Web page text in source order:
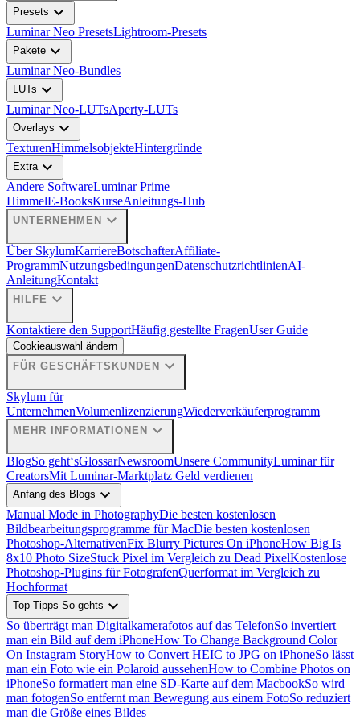
Presets expand_more
Luminar Neo PresetsLightroom-Presets
Pakete expand_more
Luminar Neo-Bundles
LUTs expand_more
Luminar Neo-LUTsAperty-LUTs
Overlays expand_more
TexturenHimmelsobjekteHintergründe
Extraexpand_more
Andere SoftwareLuminar Prime
HimmelE-BooksKurseAnleitungs-Hub
UNTERNEHMEN expand_more
Über SkylumKarriereBotschafterAffiliate-
ProgrammNutzungsbedingungenDatenschutzrichtlinienAI-
AnleitungKontakt
HILFE expand_more
Kontaktiere den SupportHäufig gestellte FragenUser Guide
Cookieauswahl ändern
FÜR GESCHÄFTSKUNDEN expand_more
Skylum für
UnternehmenVolumenlizenzierungWiederverkäuferprogramm
MEHR INFORMATIONEN expand_more
BlogSo geht‘sGlossarNewsroomUnsere CommunityLuminar für
CreatorsMit Luminar-Marktplatz Geld verdienen
Anfang des Blogs expand_more
Manual Mode in PhotographyDie besten kostenlosen
Bildbearbeitungsprogramme für MacDie besten kostenlosen
Photoshop-AlternativenFix Blurry Pictures On iPhoneHow Big Is
8x10 Photo SizeStuck Pixel im Vergleich zu Dead PixelKostenlose
Photoshop-Plugins für FotografenQuerformat im Vergleich zu
Hochformat
Top-Tipps So gehts expand_more
So überträgt man Digitalkamerafotos auf das TelefonSo invertiert
man ein Bild auf dem iPhoneHow To Change Background Color
On Instagram StoryHow to Convert HEIC to JPG on iPhoneSo lässt
man ein Foto wie ein Polaroid aussehenHow to Combine Photos on
iPhoneSo formatiert man eine SD-Karte auf dem MacbookSo wird
man fotogenSo entfernt man Bewegung aus einem FotoSo reduziert
man die Größe eines Bildes